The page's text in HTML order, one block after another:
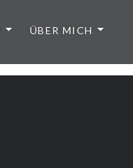
ÜBER MICH